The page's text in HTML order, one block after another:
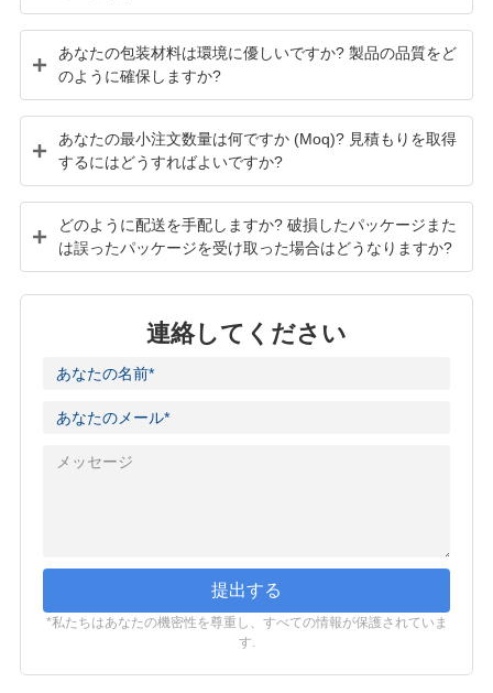
あなたの包装材料は環境に優しいですか? 製品の品質をど
のように確保しますか?
あなたの最小注文数量は何ですか (Moq)? 見積もりを取得
するにはどうすればよいですか?
どのように配送を手配しますか? 破損したパッケージまた
は誤ったパッケージを受け取った場合はどうなりますか?
連絡してください
提出する
*私たちはあなたの機密性を尊重し、すべての情報が保護されていま
す.